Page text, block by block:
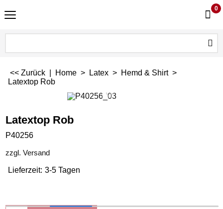
0
<< Zurück Home > Latex > Hemd & Shirt>
Latextop Rob
Latextop Rob
P40256
zzgl. Versand
Lieferzeit: 3-5 Tagen